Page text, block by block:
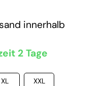
innerhalb
2 Tage
XL XXL